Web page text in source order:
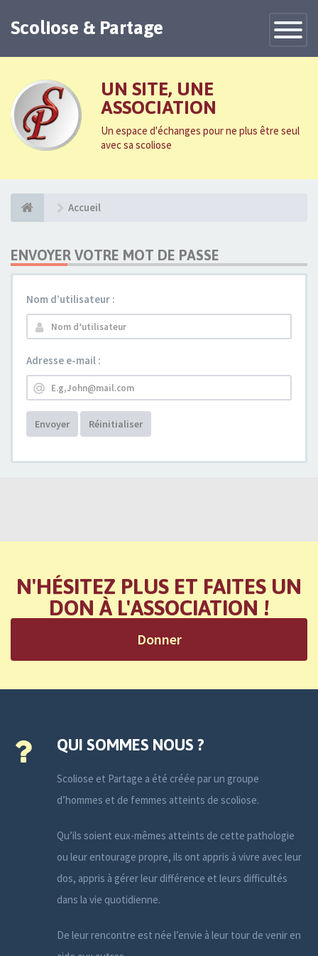
Toggle
Scoliose & Partage
UN SITE, UNE
ASSOCIATION
Un espace d'échanges pour ne plus être seul
avec sa scoliose
Accueil
ENVOYER VOTRE MOT DE PASSE
Nom d’utilisateur :
Adresse e-mail :
Envoyer Réinitialiser
N'HÉSITEZ PLUS ET FAITES UN
DON À L'ASSOCIATION !
Donner
QUI SOMMES NOUS ?
Scoliose et Partage a été créée par un groupe
d’hommes et de femmes atteints de scoliose.
Qu’ils soient eux-mêmes atteints de cette pathologie
ou leur entourage propre, ils ont appris à vivre avec leur
dos, appris à gérer leur différence et leurs difficultés
dans la vie quotidienne.
De leur rencontre est née l’envie à leur tour de venir en